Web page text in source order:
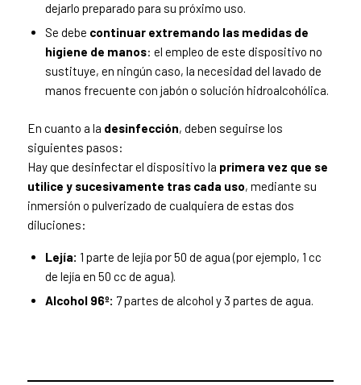
dejarlo preparado para su próximo uso.
Se debe continuar extremando las medidas de
higiene de manos: el empleo de este dispositivo no
sustituye, en ningún caso, la necesidad del lavado de
manos frecuente con jabón o solución hidroalcohólica.
En cuanto a la desinfección, deben seguirse los
siguientes pasos:
Hay que desinfectar el dispositivo la primera vez que se
utilice y sucesivamente tras cada uso, mediante su
inmersión o pulverizado de cualquiera de estas dos
diluciones:
Lejía: 1 parte de lejía por 50 de agua (por ejemplo, 1 cc
de lejía en 50 cc de agua).
Alcohol 96º: 7 partes de alcohol y 3 partes de agua.